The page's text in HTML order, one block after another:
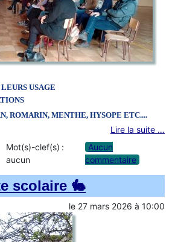
USAGE
ROMARIN, MENTHE, HYSOPE ETC....
Lire la suite …
Mot(s)-clef(s) :
aucun
Aucun
commentaire
scolaire 🐇
le 27 mars 2026 à 10:00